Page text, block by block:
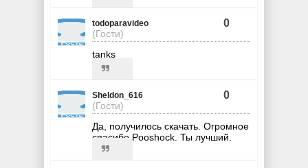
todoparavideo
(Гости)
0
tanks
Sheldon_616
(Гости)
0
Да, получилось скачать. Огромное
спасибо Pooshock. Ты лучший.